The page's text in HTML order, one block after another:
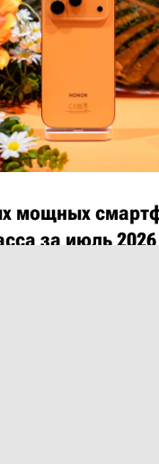
мощных
за июль 2026